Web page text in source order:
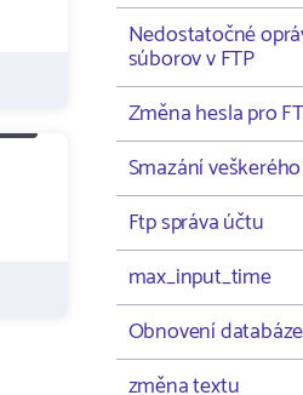
Nedostatočné
súborov v FTP
Změna hesla pro
Smazání
Ftp správa účtu
max_input_time
Obnovení databáze
změna textu